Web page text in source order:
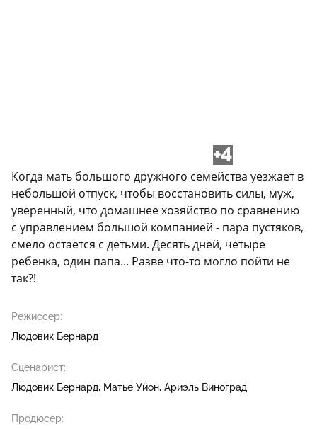
+4
Когда мать большого дружного семейства уезжает в
небольшой отпуск, чтобы восстановить силы, муж,
уверенный, что домашнее хозяйство по сравнению
с управлением большой компанией - пара пустяков,
смело остается с детьми. Десять дней, четыре
ребенка, один папа... Разве что-то могло пойти не
так?!
Режиссер:
Людовик Бернард
Сценарист:
Людовик Бернард Матьё Уйон Ариэль Виноград
Продюсер: